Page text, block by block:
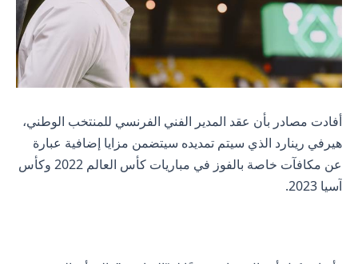
أفادت مصادر بأن عقد المدير الفني الفرنسي للمنتخب الوطني،
هيرفي رينارد الذي سيتم تمديده سيتضمن مزايا إضافية عبارة
عن مكافآت خاصة بالفوز في مباريات كأس العالم 2022 وكأس
آسيا 2023.